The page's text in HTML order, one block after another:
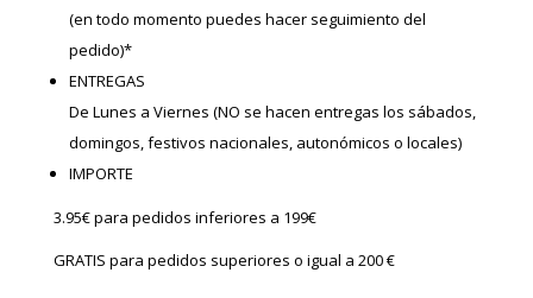
(en todo momento puedes hacer seguimiento del
pedido)*
ENTREGAS
De Lunes a Viernes (NO se hacen entregas los sábados,
domingos, festivos nacionales, autonómicos o locales)
IMPORTE
3.95€ para pedidos inferiores a 199€
GRATIS para pedidos superiores o igual a 200 €